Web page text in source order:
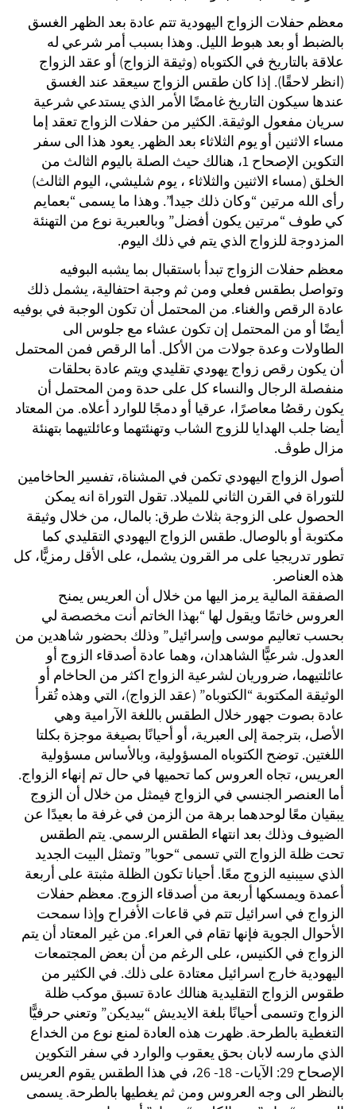
معظم حفلات الزواج اليهودية تتم عادة بعد الظهر الغسق
بالضبط أو بعد هبوط الليل. وهذا بسبب أمر شرعي له
علاقة بالتاريخ في الكتوباه (وثيقة الزواج) أو عقد الزواج
(انظر لاحقًا). إذا كان طقس الزواج سيعقد عند الغسق
عندها سيكون التاريخ غامضًا الأمر الذي يستدعي شرعية
سريان مفعول الوثيقة. الكثير من حفلات الزواج تعقد إما
مساء الاثنين أو يوم الثلاثاء بعد الظهر. يعود هذا الى سفر
التكوين الإصحاح 1، هنالك حيث الصلة باليوم الثالث من
الخلق (مساء الاثنين والثلاثاء ، يوم شليشي، اليوم الثالث)
رأى الله مرتين “وكان ذلك جيدا”. وهذا ما يسمى “بعمايم
كي طوف “مرتين يكون أفضل” وبالعبرية نوع من التهنئة
المزدوجة للزواج الذي يتم في ذلك اليوم.
معظم حفلات الزواج تبدأ باستقبال بما يشبه البوفيه
وتواصل بطقس فعلي ومن ثم وجبة احتفالية، يشمل ذلك
عادة الرقص والغناء. من المحتمل أن تكون الوجبة في بوفيه
أيضًا أو من المحتمل إن تكون عشاء مع جلوس الى
الطاولات وعدة جولات من الأكل. أما الرقص فمن المحتمل
أن يكون رقص زواج يهودي تقليدي ويتم عادة بحلقات
منفصلة الرجال والنساء كل على حدة ومن المحتمل أن
يكون رقصُا معاصرًا، عرقيا أو دمجًا للوارد أعلاه. من المعتاد
أيضا جلب الهدايا للزوج الشاب وتهنئتهما وعائلتيهما بتهنئة
مزال طوڤ.
أصول الزواج اليهودي تكمن في المشناة، تفسير الحاخامين
للتوراة في القرن الثاني للميلاد. تقول التوراة انه يمكن
الحصول على الزوجة بثلاث طرق: بالمال، من خلال وثيقة
مكتوبة أو بالوصال. طقس الزواج اليهودي التقليدي كما
تطور تدريجيا على مر القرون يشمل، على الأقل رمزيًّا، كل
هذه العناصر.
الصفقة المالية يرمز اليها من خلال أن العريس يمنح
العروس خاتمًا ويقول لها “بهذا الخاتم أنت مخصصة لي
بحسب تعاليم موسى وإسرائيل” وذلك بحضور شاهدين من
العدول. شرعيًّا الشاهدان، وهما عادة أصدقاء الزوج أو
عائلتيهما، ضروريان لشرعية الزواج اكثر من الحاخام أو
الوثيقة المكتوبة “الكتوباه” (عقد الزواج)، التي وهذه تُقرأ
عادة بصوت جهور خلال الطقس باللغة الآرامية وهي
الأصل، بترجمة إلى العبرية، أو أحيانًا بصيغة موجزة بكلتا
اللغتين. توضح الكتوباه المسؤولية، وبالأساس مسؤولية
العريس، تجاه العروس كما تحميها في حال تم إنهاء الزواج.
أما العنصر الجنسي في الزواج فيمثل من خلال أن الزوج
يبقيان معًا لوحدهما برهة من الزمن في غرفة ما بعيدًا عن
الضيوف وذلك بعد انتهاء الطقس الرسمي. يتم الطقس
تحت ظلة الزواج التي تسمى “حوبا” وتمثل البيت الجديد
الذي سيبنيه الزوج معًا. أحيانا تكون الظلة مثبتة على أربعة
أعمدة ويمسكها أربعة من أصدقاء الزوج. معظم حفلات
الزواج في اسرائيل تتم في قاعات الأفراح وإذا سمحت
الأحوال الجوية فإنها تقام في العراء. من غير المعتاد أن يتم
الزواج في الكنيس، على الرغم من أن بعض المجتمعات
اليهودية خارج اسرائيل معتادة على ذلك. في الكثير من
طقوس الزواج التقليدية هنالك عادة تسبق موكب ظلة
الزواج وتسمى أحيانًا بلغة الايديش “بيديكن” وتعني حرفيًّا
التغطية بالطرحة. ظهرت هذه العادة لمنع نوع من الخداع
الذي مارسه لابان بحق يعقوب والوارد في سفر التكوين
الإصحاح 29: الآيات- 18- 26، في هذا الطقس يقوم العريس
بالنظر الى وجه العروس ومن ثم يغطيها بالطرحة. يسمى